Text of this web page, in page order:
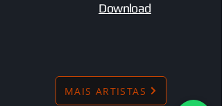
Download
MAIS ARTISTAS